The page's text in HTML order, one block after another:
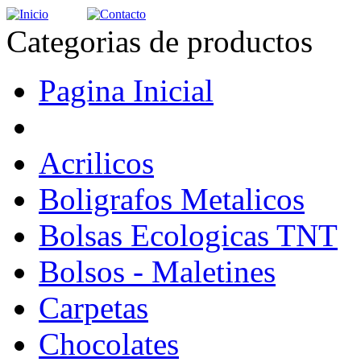
Categorias de productos
Pagina Inicial
Acrilicos
Boligrafos Metalicos
Bolsas Ecologicas TNT
Bolsos - Maletines
Carpetas
Chocolates